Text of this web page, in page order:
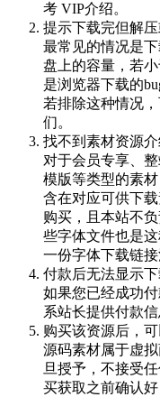
考 VIP介绍。
提示下载完但解
最常见的情况是
盘上的容量，若
是浏览器下载的
若排除这种情况
们。
找不到素材资源
对于会员专享、
模版等类型的素
含在对应可供下
购买，且本站不
些字体文件也是
一份字体下载链接
付款后无法显示
如果您已经成功
系站长提供付款
购买该资源后，
源码素材属于虚
旦授予，不接受
买获取之前确认